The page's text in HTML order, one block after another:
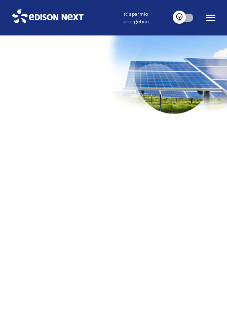
Risparmio
energetico